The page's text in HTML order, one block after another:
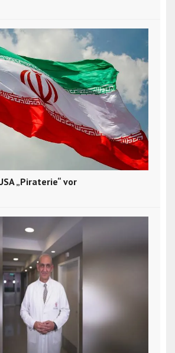
„Piraterie“ vor